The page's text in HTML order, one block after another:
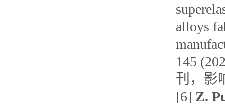
alloys
145
刊，影
[6] Z.